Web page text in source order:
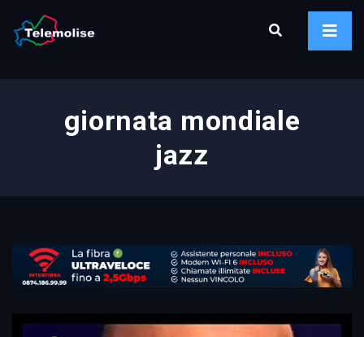
giornata mondiale
jazz